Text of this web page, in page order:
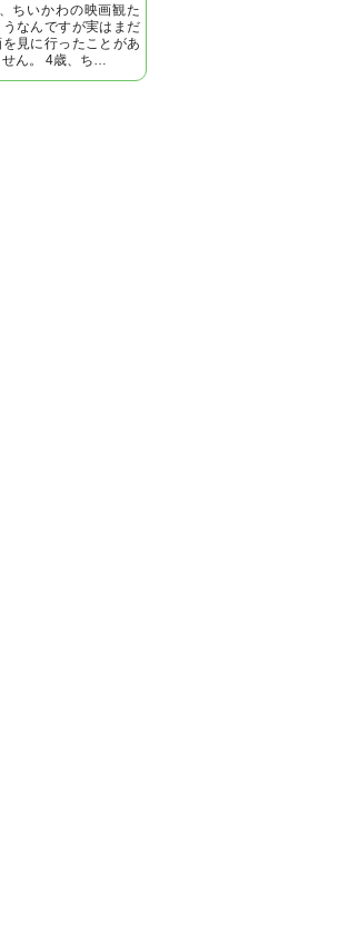
ちいかわの映画観た
うなんですが実はまだ
を見に行ったことがあ
せん。 4歳、ち…